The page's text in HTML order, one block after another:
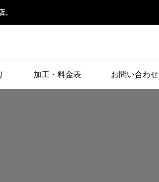
加工・料金表 お問い合わせ